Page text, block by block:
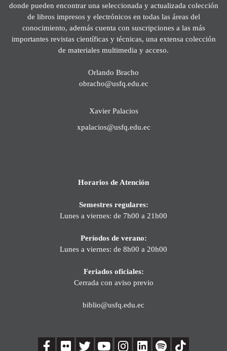
donde pueden encontrar una seleccionada y actualizada colección
de libros impresos y electrónicos en todas las áreas del
conocimiento, además cuenta con suscripciones a las más
importantes revistas científicas y técnicas, una extensa colección
de materiales multimedia y acceso.
Orlando Bracho
obracho@usfq.edu.ec
Xavier Palacios
xpalacios@usfq.edu.ec
Horarios de Atención
Semestres regulares:
Lunes a viernes: de 7h00 a 21h00
Períodos de verano:
Lunes a viernes: de 8h00 a 20h00
Feriados oficiales:
Cerrada con aviso previo
biblio@usfq.edu.ec